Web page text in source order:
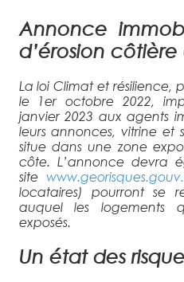
Annonce
d’érosion
La loi Climat et résilience,
le 1er octobre 2022,
janvier 2023 aux agents
leurs annonces, vitrine et
situe dans une zone
côte. L’annonce devra
site
locataires) pourront se
auquel les logements
exposés.
Un état des